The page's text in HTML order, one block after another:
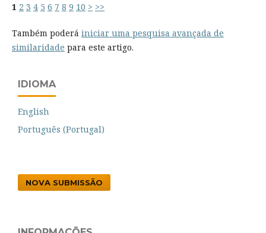
1 2 3 4 5 6 7 8 9 10 > >>
Também poderá iniciar uma pesquisa avançada de
similaridade para este artigo.
IDIOMA
English
Português (Portugal)
NOVA SUBMISSÃO